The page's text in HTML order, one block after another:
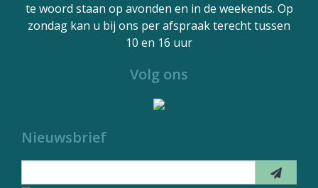
te woord staan op avonden en in de weekends. Op
zondag kan u bij ons per afspraak terecht tussen
10 en 16 uur
Volg ons
Nieuwsbrief